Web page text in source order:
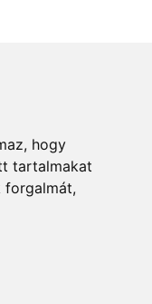
hogy
tartalmakat
forgalmát,